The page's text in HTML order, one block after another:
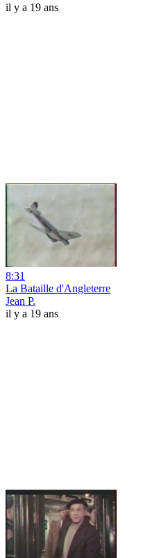
il y a 19 ans
8:31
La Bataille d'Angleterre
Jean P.
il y a 19 ans